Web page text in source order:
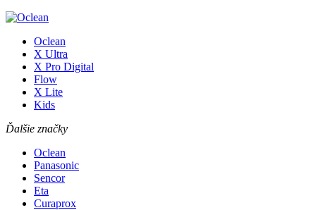
Oclean
X Ultra
X Pro Digital
Flow
X Lite
Kids
Ďalšie značky
Oclean
Panasonic
Sencor
Eta
Curaprox